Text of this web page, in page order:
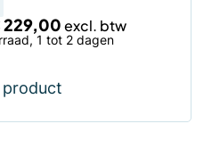
229,00
1 tot 2 dagen
product